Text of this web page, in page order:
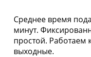
Среднее время
минут.
простой. Работаем
выходные.